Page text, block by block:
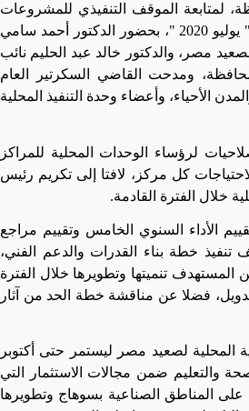
لمتابعة الموقف التنفيذي للمشروعات
المنفذة ببرنامج التنمية المحلية لصعيد مصر، وعرض نتائج بعثة البنك الدولي " يوليو 2020 "، بحضور الدكتور أحمد سامي
مصر، والدكتور خالد عبد الحليم نائب
ومدحت القاضي السكرتير العام
الأحياء، وأعضاء وحدة التنفيذ المحلية
لرؤساء الوحدات المحلية للمراكز
لاحتياجات كل مركز، لافتا إلى تكريم رئيس
خلال الفترة القادمة.
الأداء السنوي الخامس وتقييم مراجع
تنفيذ خطة بناء القدرات والدعم الفني،
تكتلات بمحافظة سوهاج من المستهدف تنميتها وتطويرها خلال الفترة
فضلا عن مناقشة خطة الحد من آثار
المحلية لصعيد مصر ليستمر حتى أكتوبر
والتعليم ضمن مجالات الاستثمار التي
تخصيص مبلغ 3.6 مليار جنيه للصرف على المناطق الصناعية بسوهاج وتطويرها